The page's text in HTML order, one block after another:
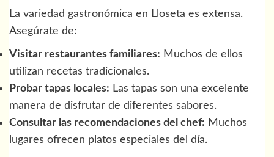
La variedad gastronómica en Lloseta es extensa.
Asegúrate de:
Visitar restaurantes familiares: Muchos de ellos
utilizan recetas tradicionales.
Probar tapas locales: Las tapas son una excelente
manera de disfrutar de diferentes sabores.
Consultar las recomendaciones del chef: Muchos
lugares ofrecen platos especiales del día.